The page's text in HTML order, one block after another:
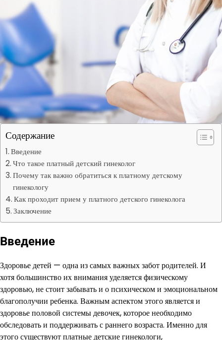
Содержание
Введение
Что такое платный детский гинеколог
Почему так важно обратиться к платному детскому
гинекологу
Как проходит прием у платного детского гинеколога
Заключение
Введение
Здоровье детей — одна из самых важных забот родителей. И
хотя большинство их внимания уделяется физическому
здоровью, не стоит забывать и о психическом и эмоциональном
благополучии ребенка. Важным аспектом этого является и
здоровье половой системы девочек, которое необходимо
обследовать и поддерживать с раннего возраста. Именно для
этого существуют платные детские гинекологи,